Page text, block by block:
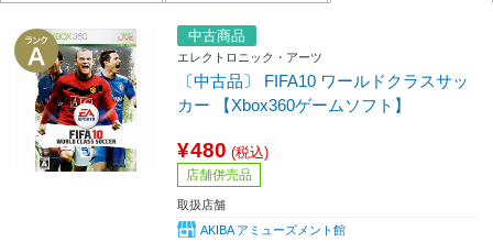
中古商品
エレクトロニック・アーツ
〔中古品〕 FIFA10 ワールドクラスサッ
カー 【Xbox360ゲームソフト】
¥480 (税込)
店舗併売品
取扱店舗
AKIBA アミューズメント館